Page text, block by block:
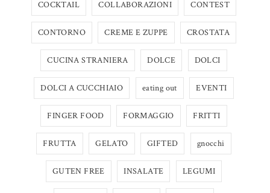
COCKTAIL COLLABORAZIONI CONTEST
CONTORNO CREME E ZUPPE CROSTATA
CUCINA STRANIERA DOLCE DOLCI
DOLCI A CUCCHIAIO eating out EVENTI
FINGER FOOD FORMAGGIO FRITTI
FRUTTA GELATO GIFTED gnocchi
GUTEN FREE INSALATE LEGUMI